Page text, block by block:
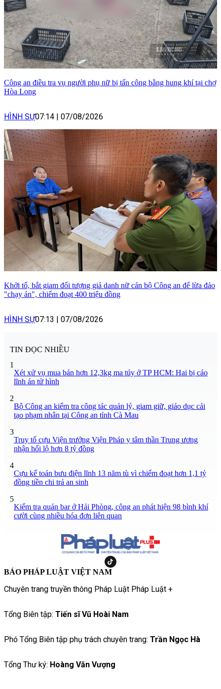
Công an điều tra vụ người phụ nữ bị tấn công bằng hung khí tại chợ
Hòa Long
HÌNH SỰ07:14 07/08/2026
Khởi tố, bắt giam đối tượng giả danh nữ cán bộ Công an để lừa đảo
"chạy án", chiếm đoạt 400 triệu đồng
HÌNH SỰ07:13 07/08/2026
TIN ĐỌC NHIỀU
1
Xét xử vụ mua bán hơn 12,3kg ma túy ở TP HCM: Hai bị cáo
lĩnh án tử hình
2
Bộ Công an kiểm tra công tác quản lý, giam giữ, giáo dục cải
tạo phạm nhân tại Công an tỉnh Cà Mau
3
Truy tố cựu Viện trưởng Viện Pháp y tâm thần Trung ương
nhận hối lộ hơn 8 tỷ đồng
4
Cựu kế toán bưu điện lĩnh 13 năm tù vì chiếm đoạt hơn 1,1 tỷ
đồng tiền chi trả an sinh
5
Kiểm tra quán bar ở Hải Phòng, công an phát hiện 98 bình khí
cười cùng nhiều hóa đơn liên quan
BÁO PHÁP LUẬT VIỆT NAM
Chuyên trang truyền thông Pháp Luật Pháp Luật +
Tổng Biên tập: Tiến sĩ Vũ Hoài Nam
Phó Tổng Biên tập phụ trách chuyên trang: Trần Ngọc Hà
Tổng Thư ký: Hoàng Văn Vượng